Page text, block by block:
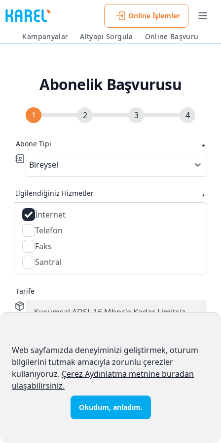
Online İşlemler
Menü
Kampanyalar
Altyapı Sorgula Online Başvuru
Abonelik Başvurusu
Abone Tipi *
Bireysel
İlgilendiğiniz Hizmetler *
İnternet
Telefon
Faks
Santral
Tarife
Soyad
Web sayfamızda deneyiminizi geliştirmek, oturum
bilgilerini tutmak amacıyla zorunlu çerezler
kullanıyoruz. Çerez Aydınlatma metnine buradan
ulaşabilirsiniz.
Okudum, anladım.